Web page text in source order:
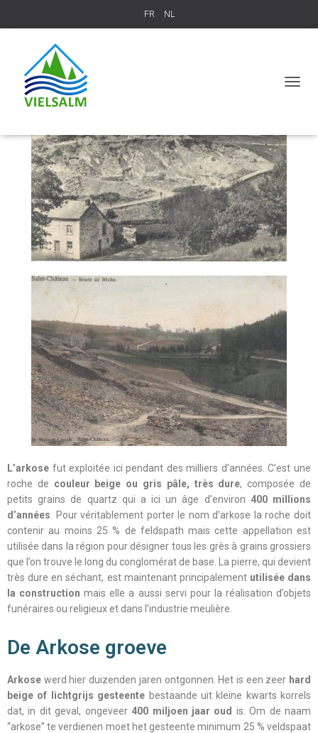
FR NL
G
La carrière d'arkose
L’arkose fut exploitée ici pendant des milliers d’années. C’est une
roche de couleur beige ou gris pâle, très dure, composée de
petits grains de quartz qui a ici un âge d’environ 400 millions
d’années . Pour véritablement porter le nom d’arkose la roche doit
contenir au moins 25 % de feldspath mais cette appellation est
utilisée dans la région pour désigner tous les grès à grains grossiers
que l’on trouve le long du conglomérat de base. La pierre, qui devient
très dure en séchant, est maintenant principalement utilisée dans
la construction mais elle a aussi servi pour la réalisation d’objets
funéraires ou religieux et dans l’industrie meulière.
De Arkose groeve
Arkose werd hier duizenden jaren ontgonnen. Het is een zeer hard
beige of lichtgrijs gesteente bestaande uit kleine kwarts korrels
dat, in dit geval, ongeveer 400 miljoen jaar oud is. Om de naam
“arkose” te verdienen moet het gesteente minimum 25 % veldspaat